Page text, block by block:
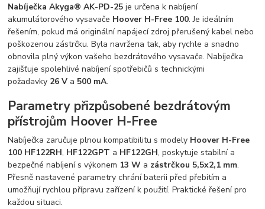
Nabíječka Akyga® AK-PD-25 je určena k nabíjení
akumulátorového vysavače Hoover H-Free 100. Je ideálním
řešením, pokud má originální napájecí zdroj přerušený kabel nebo
poškozenou zástrčku. Byla navržena tak, aby rychle a snadno
obnovila plný výkon vašeho bezdrátového vysavače. Nabíječka
zajišťuje spolehlivé nabíjení spotřebičů s technickými
požadavky 26 V a 500 mA.
Parametry přizpůsobené bezdrátovým
přístrojům Hoover H-Free
Nabíječka zaručuje plnou kompatibilitu s modely Hoover H-Free
100 HF122RH, HF122GPT a HF122GH, poskytuje stabilní a
bezpečné nabíjení s výkonem 13 W a zástrčkou 5,5x2,1 mm.
Přesně nastavené parametry chrání baterii před přebitím a
umožňují rychlou přípravu zařízení k použití. Praktické řešení pro
každou situaci.